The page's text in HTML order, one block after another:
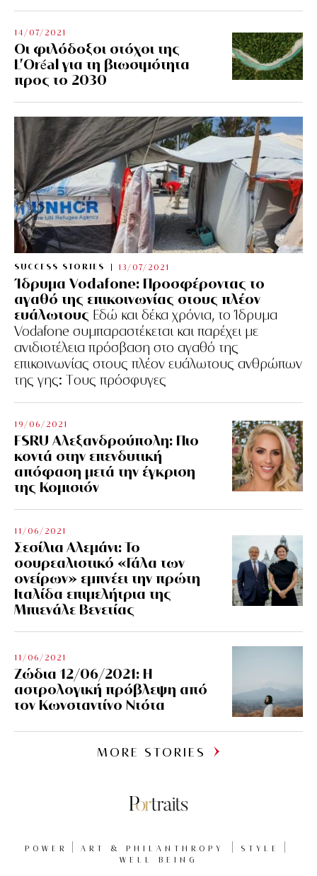
14/07/2021
Οι φιλόδοξοι στόχοι της
L’Oréal για τη βιωσιμότητα
προς το 2030
SUCCESS STORIES 13/07/2021
Ίδρυμα Vodafone: Προσφέροντας το
αγαθό της επικοινωνίας στους πλέον
ευάλωτους Εδώ και δέκα χρόνια, το Ίδρυμα
Vodafone συμπαραστέκεται και παρέχει με
ανιδιοτέλεια πρόσβαση στο αγαθό της
επικοινωνίας στους πλέον ευάλωτους ανθρώπων
της γης: Tους πρόσφυγες
19/06/2021
FSRU Αλεξανδρούπολη: Πιο
κοντά στην επενδυτική
απόφαση μετά την έγκριση
της Κομισιόν
11/06/2021
Σεσίλια Αλεμάνι: Το
σουρεαλιστικό «Γάλα των
ονείρων» εμπνέει την πρώτη
Ιταλίδα επιμελήτρια της
Μπιενάλε Βενετίας
11/06/2021
Ζώδια 12/06/2021: Η
αστρολογική πρόβλεψη από
τον Κωνσταντίνο Ντότα
MORE STORIES
POWER ART & PHILANTHROPY
STYLE
WELL BEING